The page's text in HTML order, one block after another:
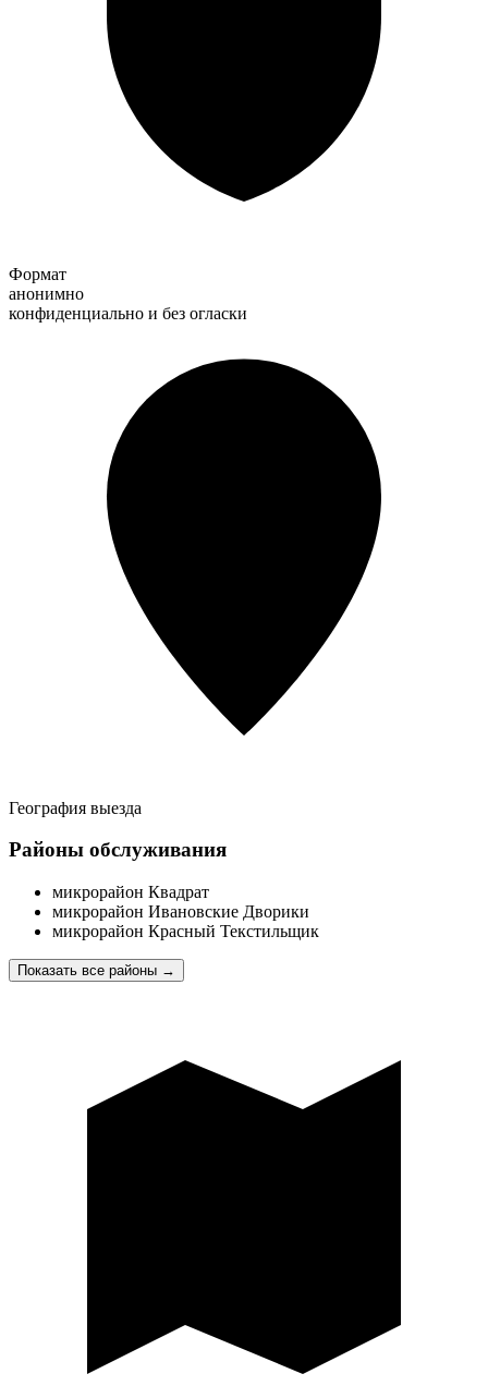
Формат
анонимно
конфиденциально и без огласки
География выезда
Районы обслуживания
микрорайон Квадрат
микрорайон Ивановские Дворики
микрорайон Красный Текстильщик
Показать все районы →